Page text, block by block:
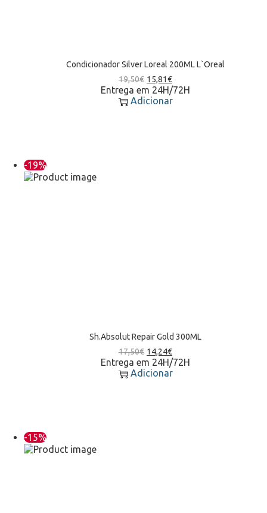
Condicionador Silver Loreal 200ML L`Oreal
19,50€ 15,81€
Entrega em 24H/72H
Adicionar
-19%
Sh.Absolut Repair Gold 300ML
17,50€ 14,24€
Entrega em 24H/72H
Adicionar
-15%